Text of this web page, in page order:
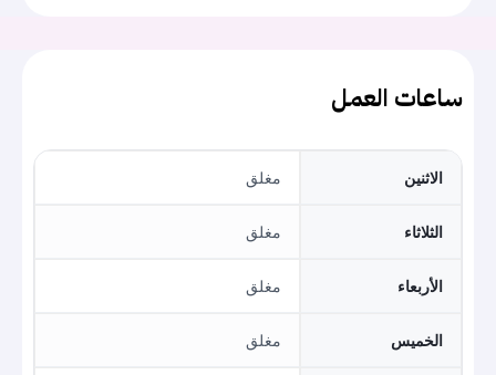
ساعات العمل
الاثنين مغلق
الثلاثاء مغلق
الأربعاء مغلق
الخميس مغلق